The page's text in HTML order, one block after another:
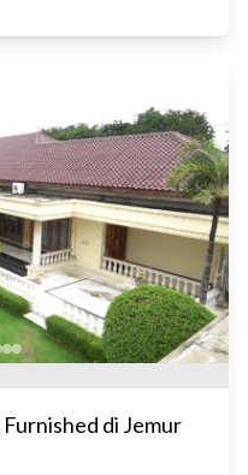
Furnished di Jemur